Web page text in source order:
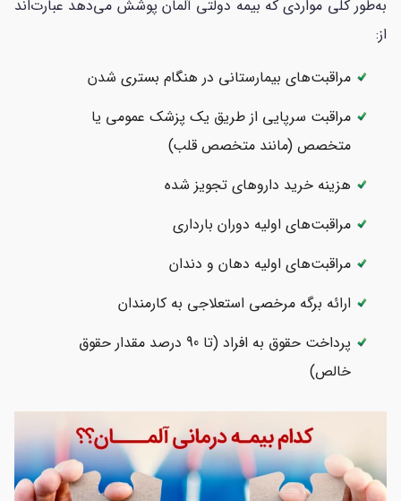
به‌طور کلی مواردی که بیمه دولتی آلمان پوشش می‌دهد عبارت‌اند
از:
مراقبت‌های بیمارستانی در هنگام بستری شدن
مراقبت سرپایی از طریق یک پزشک عمومی یا
متخصص (مانند متخصص قلب)
هزینه خرید داروهای تجویز شده
مراقبت‌های اولیه دوران بارداری
مراقبت‌های اولیه دهان و دندان
ارائه برگه مرخصی استعلاجی به کارمندان
پرداخت حقوق به افراد (تا 90 درصد مقدار حقوق
خالص)